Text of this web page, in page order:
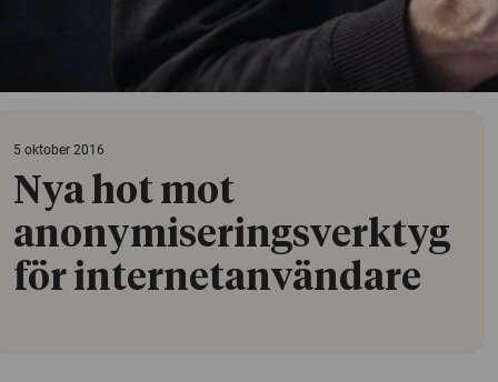
5 oktober 2016
Nya hot mot
anonymiseringsverktyg
för internetanvändare